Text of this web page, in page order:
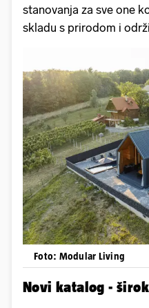
stanovanja za sve one
skladu s prirodom i
Foto: Modular Living
Novi katalog -